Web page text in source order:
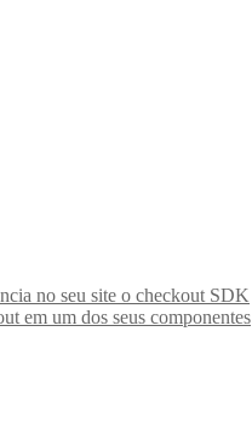
no seu site o checkout SDK
em um dos seus componentes